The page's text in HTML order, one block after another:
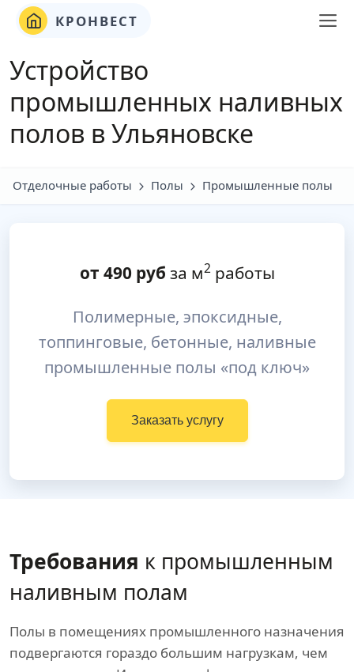
КРОНВЕСТ
Устройство
промышленных наливных
полов в Ульяновске
Отделочные работы Полы Промышленные полы
от 490руб за м2работы
Полимерные, эпоксидные,
топпинговые, бетонные, наливные
промышленные полы «под ключ»
Заказать услугу
Требования к промышленным
наливным полам
Полы в помещениях промышленного назначения
подвергаются гораздо большим нагрузкам, чем